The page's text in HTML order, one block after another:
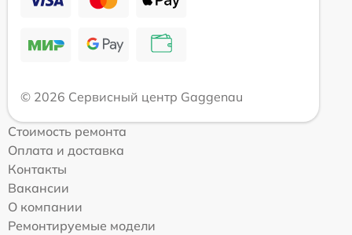
© 2026 Сервисный центр Gaggenau
Стоимость ремонта
Оплата и доставка
Контакты
Вакансии
О компании
Ремонтируемые модели